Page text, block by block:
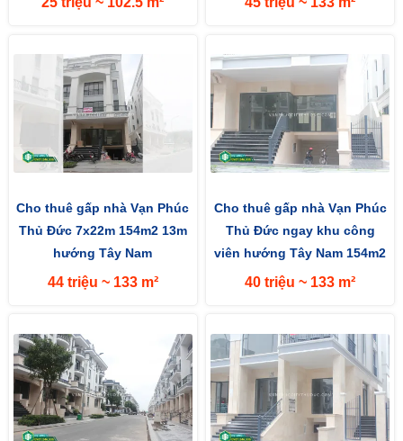
Cho thuê gấp nhà Vạn Phúc
Thủ Đức 7x22m 154m2 13m
hướng Tây Nam
44 triệu ~ 133 m²
Cho thuê gấp nhà Vạn Phúc
Thủ Đức ngay khu công
viên hướng Tây Nam 154m2
(7x22m) mặt tiền đường 13m
40 triệu ~ 133 m²